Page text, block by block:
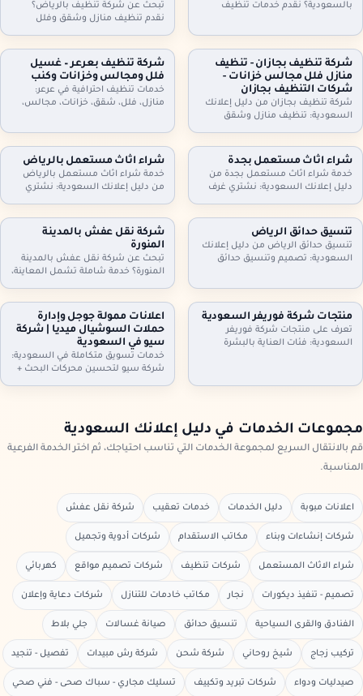
بالسعودية؟ نقدم خدمات تنظيف
تنافسية. اطلب خدمتك الآن!
تبحث عن شركة تنظيف بالرياض؟
نقدم تنظيف منازل وشقق وفلل
وعقود دورية للمنازل والمكاتب. اطلب
تقييمًا مجانيًا وتفاصيل السعر حسب
المساحة والخدمة.
شركة تنظيف بجازان - تنظيف
منازل فلل مجالس خزانات -
شركات التنظيف بجازان
شركة تنظيف بجازان من دليل إعلانك
السعودية: تنظيف منازل وشقق
وتعقيم الخزانات. خدمة مرنة وزيارات
دورية وعقود للمنشآت. اتصل الآن
لحجز الموعد.
شركة تنظيف بعرعر – غسيل
فلل ومجالس وخزانات وكنب
خدمات تنظيف احترافية في عرعر:
منازل، فلل، شقق، خزانات، مجالس،
شراء اثاث مستعمل بجدة
خدمة شراء اثاث مستعمل بجدة من
دليل إعلانك السعودية: نشتري غرف
وتقييم عادل، فك ونقل سريع،
واستلام فوري. تواصل الآن لتحديد
الموعد.
شراء اثاث مستعمل بالرياض
خدمة شراء اثاث مستعمل بالرياض
من دليل إعلانك السعودية: نشتري
مكاتب، ومحتويات شقق وفلل كاملة.
معاينة وتقييم عادل، فك ونقل،
واستلام سريع. تواصل الآن.
تنسيق حدائق الرياض
تنسيق حدائق الرياض من دليل إعلانك
السعودية: تصميم وتنسيق حدائق
بالتنقيط، شلالات ونوافير وصيانة
شهرية. اطلب معاينة وخطة تصميم
تناسب مساحتك
شركة نقل عفش بالمدينة
المنورة
تبحث عن شركة نقل عفش بالمدينة
المنورة؟ خدمة شاملة تشمل المعاينة،
للأدوار وتخزين مؤقت عند الحاجة. دليل
إعلانك السعودية يساعدك تختار
الخدمة المناسبة وتعرف خطوات النقل
والتسعير
منتجات شركة فوريفر السعودية
تعرف على منتجات شركة فوريفر
السعودية: فئات العناية بالبشرة
إعلانك السعودية.
اعلانات ممولة جوجل وإدارة
حملات السوشيال ميديا | شركة
سيو في السعودية
خدمات تسويق متكاملة في السعودية:
شركة سيو لتحسين محركات البحث +
مستمر لرفع العملاء والمبيعات مع
دليل إعلانك السعودية
مجموعات الخدمات في دليل إعلانك السعودية
قم بالانتقال السريع لمجموعة الخدمات التي تناسب احتياجك، ثم اختر الخدمة الفرعية
المناسبة.
اعلانات مبوبة دليل الخدمات خدمات تعقيب شركة نقل عفش
شركات إنشاءات وبناء مكاتب الاستقدام شركات أدوية وتجميل
شراء الاثاث المستعمل شركات تنظيف شركات تصميم مواقع كهربائي
تصميم - تنفيذ ديكورات نجار مكاتب خادمات للتنازل شركات دعاية وإعلان
الفنادق والقرى السياحية تنسيق حدائق صيانة غسالات جلي بلاط
تركيب زجاج شيخ روحاني شركة شحن شركة رش مبيدات تفصيل - تنجيد
صيدليات ودواء شركات تبريد وتكييف تسليك مجاري - سباك صحى - فني صحي